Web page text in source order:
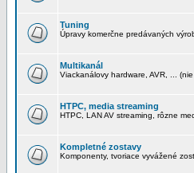
Tuning
Úpravy komerčne predávaných
Multikanál
Viackanálovy hardware, AVR, ...
HTPC, media streaming
HTPC, LAN AV streaming, rôzne
Kompletné zostavy
Komponenty, tvoriace vyvážené